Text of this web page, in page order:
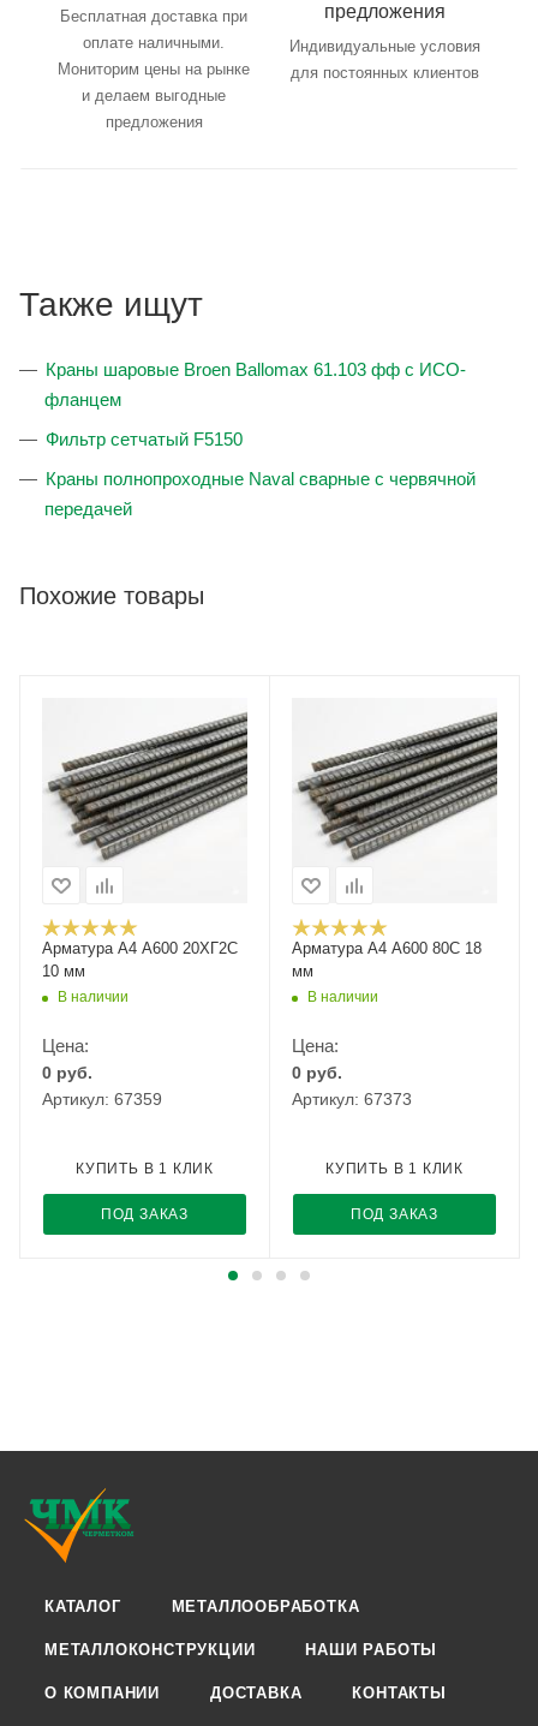
Бесплатная доставка при
оплате наличными.
Мониторим цены на рынке
и делаем выгодные
предложения
предложения
Индивидуальные условия
для постоянных клиентов
Также ищут
Краны шаровые Broen Ballomax 61.103 фф с ИСО-
фланцем
Фильтр сетчатый F5150
Краны полнопроходные Naval сварные с червячной
передачей
Похожие товары
Арматура А4 А600 20ХГ2С
10 мм
В наличии
Цена:
0 руб.
Артикул: 67359
ПОД ЗАКАЗ
КУПИТЬ В 1 КЛИК
Арматура А4 А600 80С 18
мм
В наличии
Цена:
0 руб.
Артикул: 67373
ПОД ЗАКАЗ
КУПИТЬ В 1 КЛИК
КАТАЛОГ МЕТАЛЛООБРАБОТКА
МЕТАЛЛОКОНСТРУКЦИИ НАШИ РАБОТЫ
О КОМПАНИИ ДОСТАВКА КОНТАКТЫ